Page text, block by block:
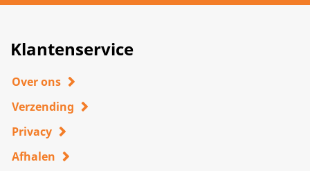
Klantenservice
Over ons
Verzending
Privacy
Afhalen